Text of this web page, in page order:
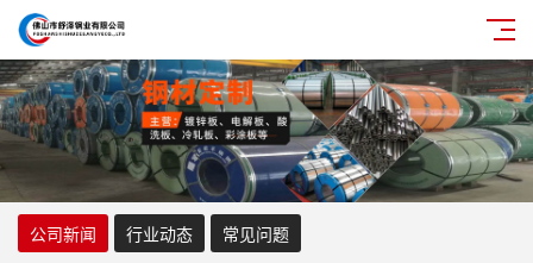
公司新闻 行业动态 常见问题